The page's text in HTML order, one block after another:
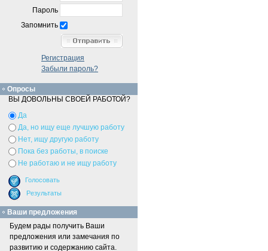
Пароль
Запомнить
Регистрация
Забыли пароль?
Опросы
ВЫ ДОВОЛЬНЫ СВОЕЙ РАБОТОЙ?
Да
Да, но ищу еще лучшую работу
Нет, ищу другую работу
Пока без работы, в поиске
Не работаю и не ищу работу
Ваши предложения
Будем рады получить Ваши
предложения или замечания по
развитию и содержанию сайта.